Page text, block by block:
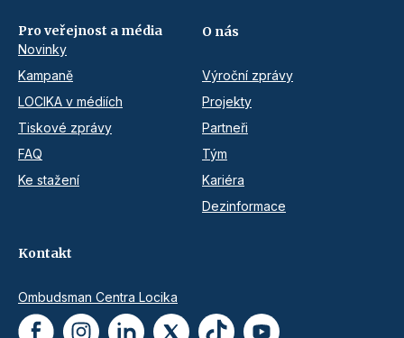
Pro veřejnost a média
Novinky
Kampaně
LOCIKA v médiích
Tiskové zprávy
FAQ
Ke stažení
O nás
Výroční zprávy
Projekty
Partneři
Tým
Kariéra
Dezinformace
Kontakt
Ombudsman Centra Locika